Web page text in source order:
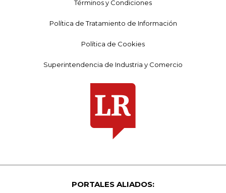
Términos y Condiciones
Política de Tratamiento de Información
Política de Cookies
Superintendencia de Industria y Comercio
PORTALES ALIADOS: